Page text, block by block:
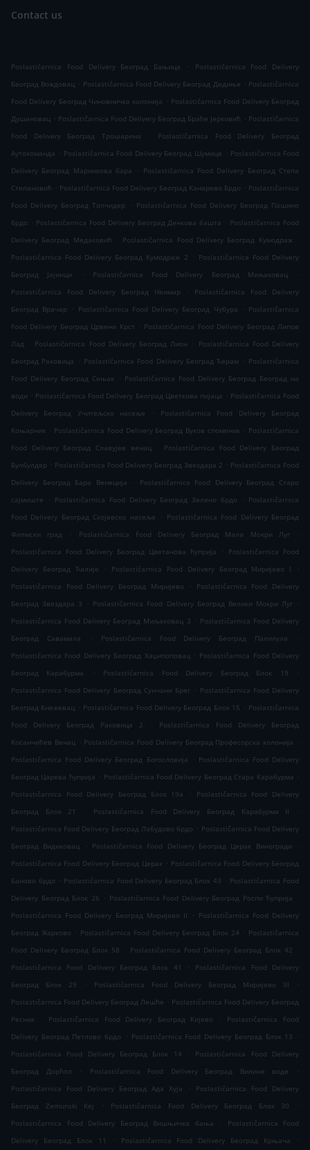
Contact us
Poslastičarnica Food Delivery Београд Бањица .
Poslastičarnica Food Delivery
Београд Вождовац . Poslastičarnica Food Delivery Београд Дедиње . Poslastičarnica
Food Delivery Београд Чиновничка колонија . Poslastičarnica Food Delivery Београд
Душановац . Poslastičarnica Food Delivery Београд Браће Јерковић . Poslastičarnica
Food Delivery Београд Трошарина
.
Poslastičarnica Food Delivery Београд
Аутокоманда . Poslastičarnica Food Delivery Београд Шумице . Poslastičarnica Food
Delivery Београд Маринкова бара
. Poslastičarnica Food Delivery Београд Степа
Степановић . Poslastičarnica Food Delivery Београд Канарево Брдо . Poslastičarnica
Food Delivery Београд Топчидер
. Poslastičarnica Food Delivery Београд Пашино
брдо . Poslastičarnica Food Delivery Београд Денкова башта . Poslastičarnica Food
Delivery Београд Медаковић
. Poslastičarnica Food Delivery Београд Кумодраж .
Poslastičarnica Food Delivery Београд Кумодраж 2
. Poslastičarnica Food Delivery
Београд Јајинци
. Poslastičarnica Food Delivery Београд Миљаковац
.
Poslastičarnica Food Delivery Београд Неимар
.
Poslastičarnica Food Delivery
Београд Врачар
. Poslastičarnica Food Delivery Београд Чубура . Poslastičarnica
Food Delivery Београд Црвени Крст . Poslastičarnica Food Delivery Београд Липов
Лад
. Poslastičarnica Food Delivery Београд Лион . Poslastičarnica Food Delivery
Београд Раковица
. Poslastičarnica Food Delivery Београд Ђерам . Poslastičarnica
Food Delivery Београд Сењак
. Poslastičarnica Food Delivery Београд Београд на
води . Poslastičarnica Food Delivery Београд Цветкова пијаца . Poslastičarnica Food
Delivery Београд Учитељско насеље
.
Poslastičarnica Food Delivery Београд
Коњарник . Poslastičarnica Food Delivery Београд Вуков споменик . Poslastičarnica
Food Delivery Београд Славујев венац
.
Poslastičarnica Food Delivery Београд
Булбулдер . Poslastičarnica Food Delivery Београд Звездара 2 . Poslastičarnica Food
Delivery Београд Бара Венеција
.
Poslastičarnica Food Delivery Београд Старо
сајмиште
. Poslastičarnica Food Delivery Београд Зелено брдо . Poslastičarnica
Food Delivery Београд Скојевско насеље
. Poslastičarnica Food Delivery Београд
Филмски град
. Poslastičarnica Food Delivery Београд Мали Мокри Луг
.
Poslastičarnica Food Delivery Београд Цветанова ћуприја
. Poslastičarnica Food
Delivery Београд Ћалије
. Poslastičarnica Food Delivery Београд Миријево I
.
Poslastičarnica Food Delivery Београд Миријево
.
Poslastičarnica Food Delivery
Београд Звездара 3
. Poslastičarnica Food Delivery Београд Велики Мокри Луг .
Poslastičarnica Food Delivery Београд Миљаковац 3 . Poslastičarnica Food Delivery
Београд Савамала
. Poslastičarnica Food Delivery Београд Палилула
.
Poslastičarnica Food Delivery Београд Хаџипоповац . Poslastičarnica Food Delivery
Београд Карабурма
. Poslastičarnica Food Delivery Београд Блок 19
.
Poslastičarnica Food Delivery Београд Сунчани Брег . Poslastičarnica Food Delivery
Београд Кнежевац . Poslastičarnica Food Delivery Београд Блок 15 . Poslastičarnica
Food Delivery Београд Раковица 2
.
Poslastičarnica Food Delivery Београд
Косанчићев Венац . Poslastičarnica Food Delivery Београд Професорска колонија .
Poslastičarnica Food Delivery Београд Богословија
. Poslastičarnica Food Delivery
Београд Царева ћуприја . Poslastičarnica Food Delivery Београд Стара Карабурма .
Poslastičarnica Food Delivery Београд Блок 19а
.
Poslastičarnica Food Delivery
Београд Блок 21
. Poslastičarnica Food Delivery Београд Карабурма II
.
Poslastičarnica Food Delivery Београд Лабудово брдо . Poslastičarnica Food Delivery
Београд Видиковац
. Poslastičarnica Food Delivery Београд Церак Виногради
.
Poslastičarnica Food Delivery Београд Церак . Poslastičarnica Food Delivery Београд
Баново брдо . Poslastičarnica Food Delivery Београд Блок 43 . Poslastičarnica Food
Delivery Београд Блок 26 . Poslastičarnica Food Delivery Београд Роспи Ћуприја
.
Poslastičarnica Food Delivery Београд Миријево II
. Poslastičarnica Food Delivery
Београд Жарково . Poslastičarnica Food Delivery Београд Блок 24 . Poslastičarnica
Food Delivery Београд Блок 58
. Poslastičarnica Food Delivery Београд Блок 42
.
Poslastičarnica Food Delivery Београд Блок 41
.
Poslastičarnica Food Delivery
Београд Блок 29
. Poslastičarnica Food Delivery Београд Миријево III
.
Poslastičarnica Food Delivery Београд Лешће . Poslastičarnica Food Delivery Београд
Ресник
. Poslastičarnica Food Delivery Београд Кијево .
Poslastičarnica Food
Delivery Београд Петлово брдо
. Poslastičarnica Food Delivery Београд Блок 13
.
Poslastičarnica Food Delivery Београд Блок 14
.
Poslastičarnica Food Delivery
Београд Дорћол
. Poslastičarnica Food Delivery Београд Вилине воде
.
Poslastičarnica Food Delivery Београд Ада Хуја
.
Poslastičarnica Food Delivery
Београд Zemunski Kej
. Poslastičarnica Food Delivery Београд Блок 30
.
Poslastičarnica Food Delivery Београд Вишњичка бања
.
Poslastičarnica Food
Delivery Београд Блок 11
. Poslastičarnica Food Delivery Београд Крњача
.